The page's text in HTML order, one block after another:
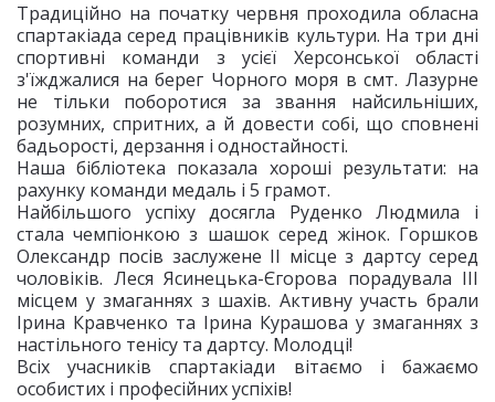
Традиційно на початку червня проходила обласна
спартакіада ​​серед працівників культури. На три дні
спортивні команди з усієї Херсонської області
з'їжджалися на берег Чорного моря в смт. Лазурне
не тільки поборотися за звання найсильніших,
розумних, спритних, а й довести собі, що сповнені
бадьорості, дерзання і одностайності.
Наша бібліотека показала хороші результати: на
рахунку команди медаль і 5 грамот.
Найбільшого успіху досягла Руденко Людмила і
стала чемпіонкою з шашок серед жінок. Горшков
Олександр посів заслужене II місце з дартсу серед
чоловіків. Леся Ясинецька-Єгорова порадувала III
місцем у змаганнях з шахів. Активну участь брали
Ірина Кравченко та Ірина Курашова у змаганнях з
настільного тенісу та дартсу. Молодці!
Всіх учасників спартакіади вітаємо і бажаємо
особистих і професійних успіхів!